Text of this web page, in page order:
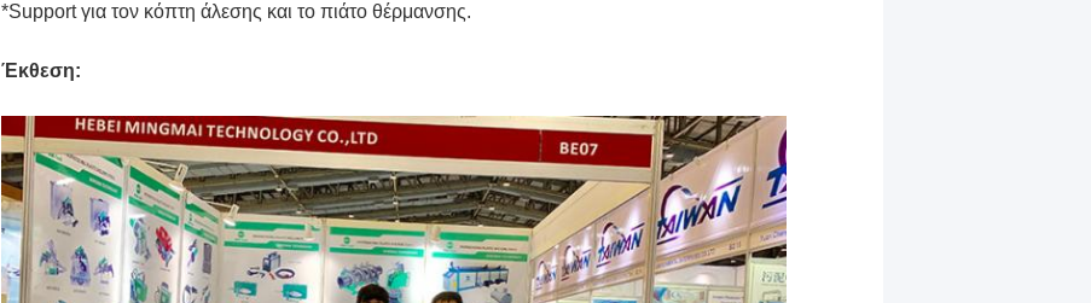
*Support για τον κόπτη άλεσης και το πιάτο θέρμανσης.
Έκθεση: